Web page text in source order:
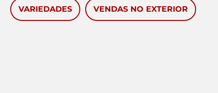
VARIEDADES VENDAS NO EXTERIOR